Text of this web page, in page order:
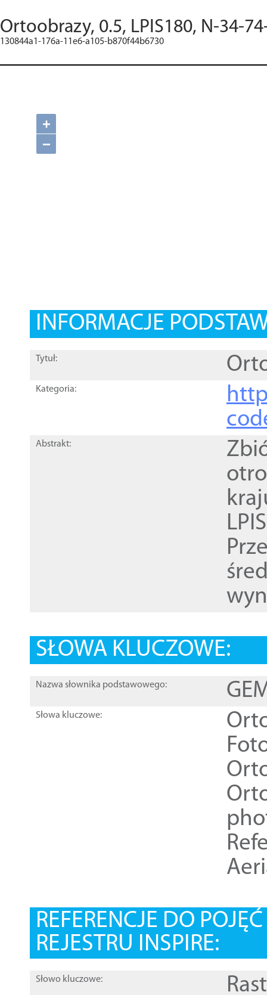
Ortoobrazy, 0.5, LPIS180, N-34-
130844a1-176a-11e6-a105-b870f44b6730
+
−
INFORMACJE
Tytuł:
Kategoria:
Abstrakt:
SŁOWA KLUCZOWE:
Nazwa słownika podstawowego:
Słowa kluczowe:
REFERENCJE DO
REJESTRU INSPIRE:
Słowo kluczowe: